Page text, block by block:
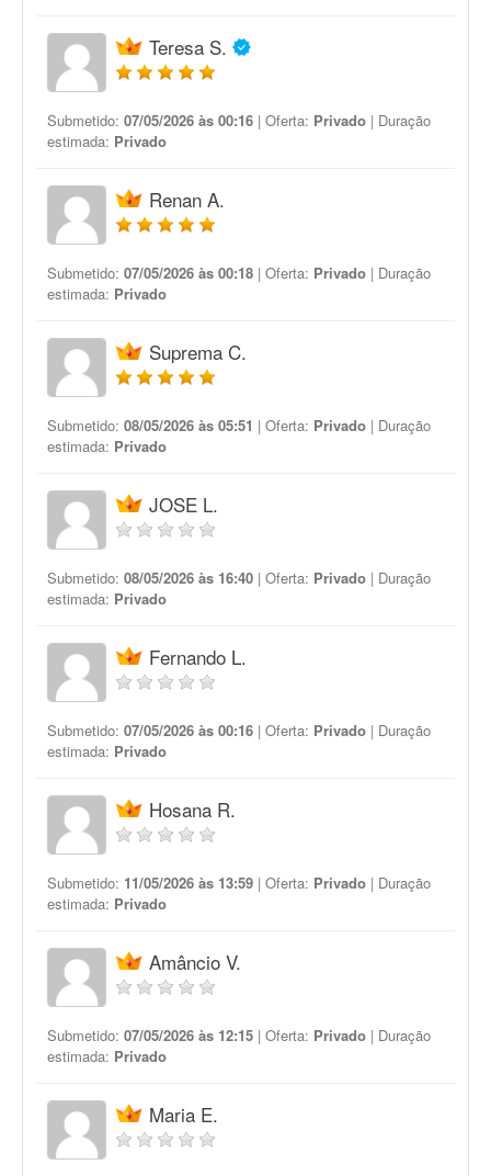
Teresa S.
Submetido: 07/05/2026 às 00:16 | Oferta: Privado | Duração
estimada: Privado
Renan A.
Submetido: 07/05/2026 às 00:18 | Oferta: Privado | Duração
estimada: Privado
Suprema C.
Submetido: 08/05/2026 às 05:51 | Oferta: Privado | Duração
estimada: Privado
JOSE L.
Submetido: 08/05/2026 às 16:40 | Oferta: Privado | Duração
estimada: Privado
Fernando L.
Submetido: 07/05/2026 às 00:16 | Oferta: Privado | Duração
estimada: Privado
Hosana R.
Submetido: 11/05/2026 às 13:59 | Oferta: Privado | Duração
estimada: Privado
Amâncio V.
Submetido: 07/05/2026 às 12:15 | Oferta: Privado | Duração
estimada: Privado
Maria E.